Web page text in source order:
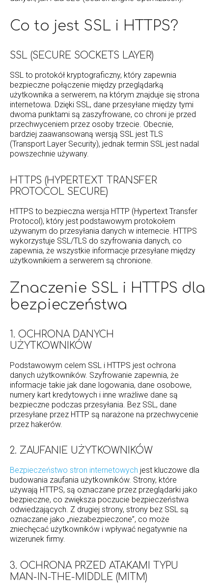
Co to jest SSL i HTTPS?
SSL (SECURE SOCKETS LAYER)
SSL to protokół kryptograficzny, który zapewnia
bezpieczne połączenie między przeglądarką
użytkownika a serwerem, na którym znajduje się strona
internetowa. Dzięki SSL, dane przesyłane między tymi
dwoma punktami są zaszyfrowane, co chroni je przed
przechwyceniem przez osoby trzecie. Obecnie,
bardziej zaawansowaną wersją SSL jest TLS
(Transport Layer Security), jednak termin SSL jest nadal
powszechnie używany.
HTTPS (HYPERTEXT TRANSFER
PROTOCOL SECURE)
HTTPS to bezpieczna wersja HTTP (Hypertext Transfer
Protocol), który jest podstawowym protokołem
używanym do przesyłania danych w internecie. HTTPS
wykorzystuje SSL/TLS do szyfrowania danych, co
zapewnia, że wszystkie informacje przesyłane między
użytkownikiem a serwerem są chronione.
Znaczenie SSL i HTTPS dla
bezpieczeństwa
1. OCHRONA DANYCH
UŻYTKOWNIKÓW
Podstawowym celem SSL i HTTPS jest ochrona
danych użytkowników. Szyfrowanie zapewnia, że
informacje takie jak dane logowania, dane osobowe,
numery kart kredytowych i inne wrażliwe dane są
bezpieczne podczas przesyłania. Bez SSL, dane
przesyłane przez HTTP są narażone na przechwycenie
przez hakerów.
2. ZAUFANIE UŻYTKOWNIKÓW
Bezpieczeństwo stron internetowych jest kluczowe dla
budowania zaufania użytkowników. Strony, które
używają HTTPS, są oznaczane przez przeglądarki jako
bezpieczne, co zwiększa poczucie bezpieczeństwa
odwiedzających. Z drugiej strony, strony bez SSL są
oznaczane jako „niezabezpieczone”, co może
zniechęcać użytkowników i wpływać negatywnie na
wizerunek firmy.
3. OCHRONA PRZED ATAKAMI TYPU
MAN-IN-THE-MIDDLE (MITM)